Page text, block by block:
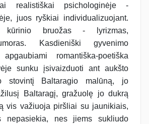
realistiškai psichologinėje -
juos ryškiai individualizuojant.
kūrinio bruožas - lyrizmas,
Kasdieniški gyvenimo
romantiška-poetiška
sunku įsivaizduoti ant aukšto
stovintį Baltaragio malūną, jo
Baltaragį, gražuolę jo dukrą
vis važiuoja piršliai su jaunikiais,
nepasiekia, nes jiems sukliudo